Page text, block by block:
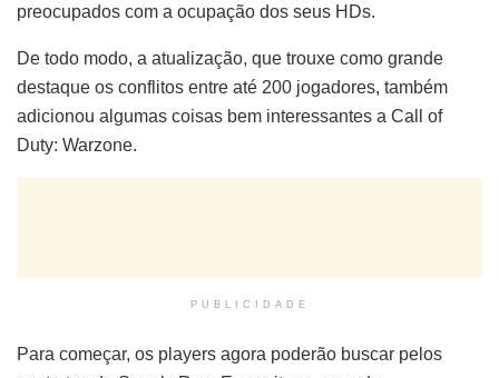
preocupados com a ocupação dos seus HDs.
De todo modo, a atualização, que trouxe como grande
destaque os conflitos entre até 200 jogadores, também
adicionou algumas coisas bem interessantes a Call of
Duty: Warzone.
PUBLICIDADE
Para começar, os players agora poderão buscar pelos